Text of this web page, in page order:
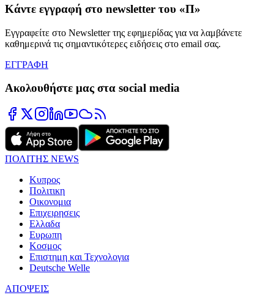
Κάντε εγγραφή στο newsletter του «Π»
Εγγραφείτε στο Newsletter της εφημερίδας για να λαμβάνετε
καθημερινά τις σημαντικότερες ειδήσεις στο email σας.
ΕΓΓΡΑΦΗ
Ακολουθήστε μας στα social media
ΠΟΛΙΤΗΣ NEWS
Κυπρος
Πολιτικη
Οικονομια
Επιχειρησεις
Ελλαδα
Ευρωπη
Κοσμος
Επιστημη και Τεχνολογια
Deutsche Welle
ΑΠΟΨΕΙΣ